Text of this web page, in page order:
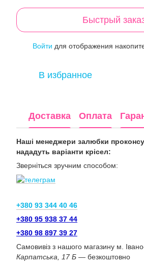
Быстрый
Войти для отображения
В избранное
Доставка Оплата
Наші менеджери залюбки
нададуть варіанти крісел:
Зверніться зручним способом:
+380 93 344 40 46
+380 95 938 37 44
+380 98 897 39 27
Самовивіз з нашого магазину м.
Карпатська, 17 Б — безкоштовно